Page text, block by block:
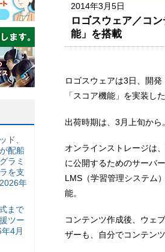
2014年3月5日
ロゴスウェア／コ
能」を搭載
ロゴスウェアは3日、開
「スコア機能」を実装し
出荷時期は、3月上旬から。
オンラインストレージは
に公開するためのサーバ
LMS（学習管理システム
能。
コンテンツ作成後、ウェ
ザーも、自分でコンテン
ド、
配船
ラミ
を支
年
まで
ツー
4月